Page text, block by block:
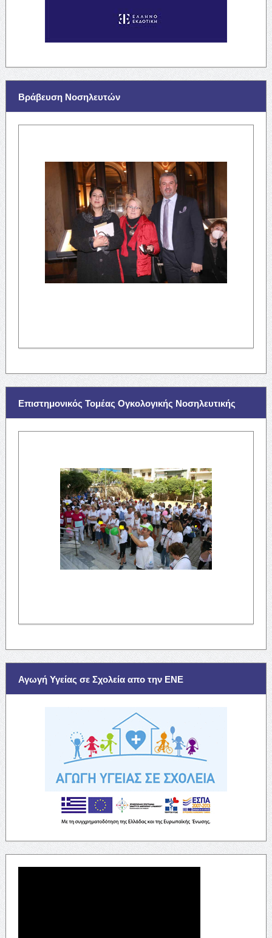
Βράβευση Νοσηλευτών
Επιστημονικός Τομέας Ογκολογικής Νοσηλευτικής
Αγωγή Υγείας σε Σχολεία απο την ΕΝΕ